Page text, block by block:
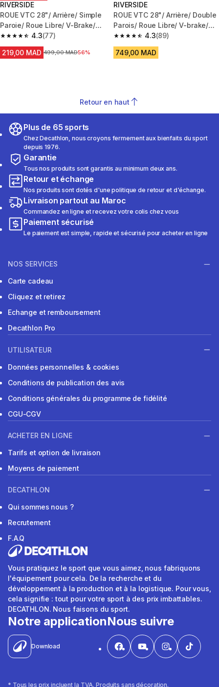
RIVERSIDE
ROUE VTC 28"/ Arrière/ Simple
Paroie/ Roue Libre/ V-Brake/
Vis/ Argent4.3
4.3 out of 5 stars from 77 reviews
(77)
219,00 MAD Prix avant la réduction
499,00 MAD56%
RIVERSIDE
ROUE VTC 28"/ Arrière/ Double
Parois/ Roue Libre/ V-brake/
Vis/ Noire4.3
4.3 out of 5 stars from 89
(89)
749,00 MAD
Retour en haut
Plus de 65 sports
Chez Decathlon, nous croyons fermement aux bienfaits du sport
depuis 1976.
Garantie
Tous nos produits sont garantis au minimum deux ans.
Retour et échange
Nos produits sont dotés d'une politique de retour et d'échange.
Livraison partout au Maroc
Commandez en ligne et recevez votre colis chez vous
Paiement sécurisé
Le paiement est simple, rapide et sécurisé pour acheter en ligne
NOS SERVICES
Carte cadeau
Cliquez et retirez
Echange et remboursement
Decathlon Pro
UTILISATEUR
Données personnelles & cookies
Conditions de publication des avis
Conditions générales du programme de fidélité
CGU-CGV
ACHETER EN LIGNE
Tarifs et option de livraison
Moyens de paiement
DECATHLON
Qui sommes nous ?
Recrutement
F.A.Q
Vous pratiquez le sport que vous aimez, nous fabriquons
l'équipement pour cela. De la recherche et du
développement à la production et à la logistique. Pour vous,
cela signifie : tout pour votre sport à des prix imbattables.
DECATHLON. Nous faisons du sport.
Notre application
Download
Nous suivre
* Tous les prix incluent la TVA. Produits sans décoration.